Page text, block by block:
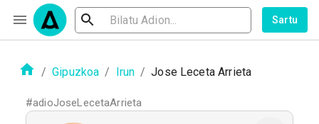
Sartu
/ Gipuzkoa / Irun / Jose Leceta Arrieta
#adioJoseLecetaArrieta